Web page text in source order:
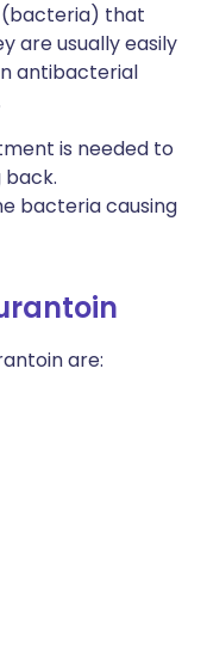
(bacteria) that
are usually easily
antibacterial
is needed to
bacteria causing
are: